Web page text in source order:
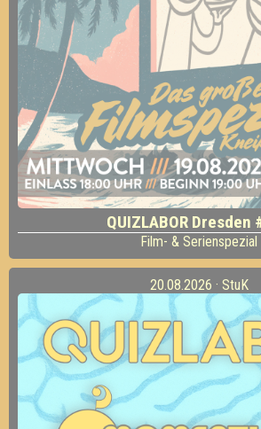
QUIZLABOR Dresden
Film- & Serienspezial
20.08.2026 · StuK